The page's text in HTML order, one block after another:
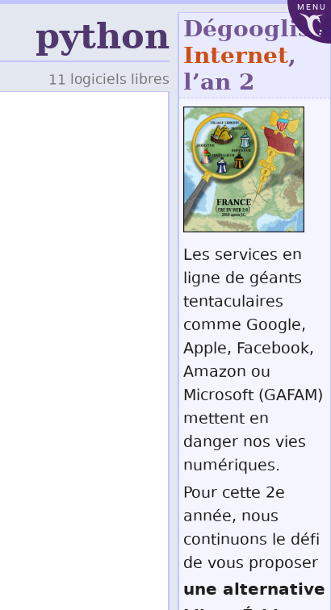
MENU
python
11 logiciels libres
Internet,
l’an 2
Les services en
ligne de géants
tentaculaires
comme Google,
Apple, Facebook,
Amazon ou
Microsoft (GAFAM)
mettent en
danger nos vies
numériques.
Pour cette 2e
année, nous
continuons le défi
de vous proposer
une alternative